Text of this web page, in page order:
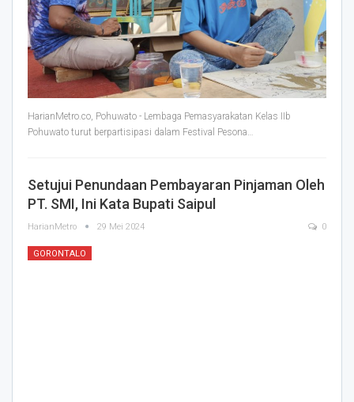
HarianMetro.co, Pohuwato - Lembaga Pemasyarakatan Kelas IIb
Pohuwato turut berpartisipasi dalam Festival Pesona…
Setujui Penundaan Pembayaran Pinjaman Oleh
PT. SMI, Ini Kata Bupati Saipul
HarianMetro 29 Mei 2024 0
GORONTALO